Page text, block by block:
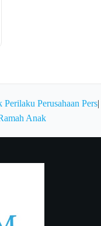
Perusahaan Pers|
Anak